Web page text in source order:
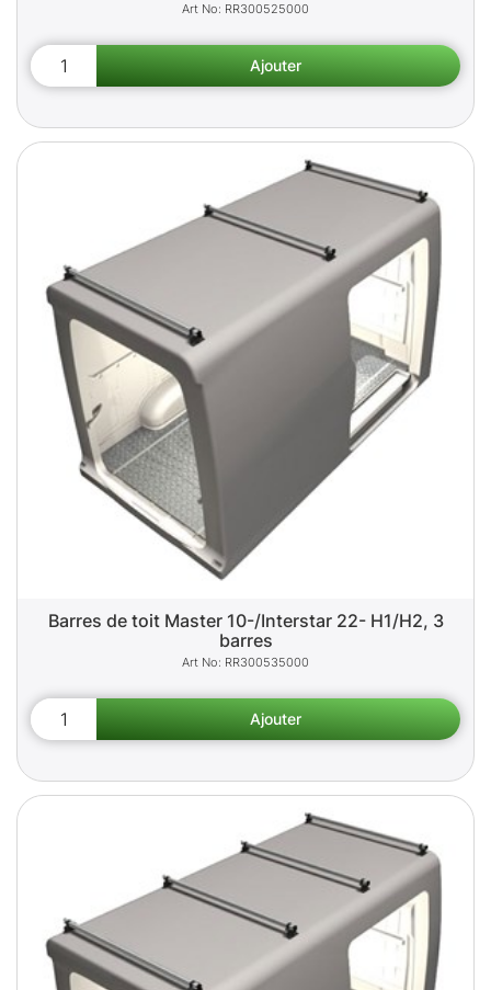
RR300525000
Barres de toit Master 10-/Interstar 22- H1/H2, 3
barres
RR300535000